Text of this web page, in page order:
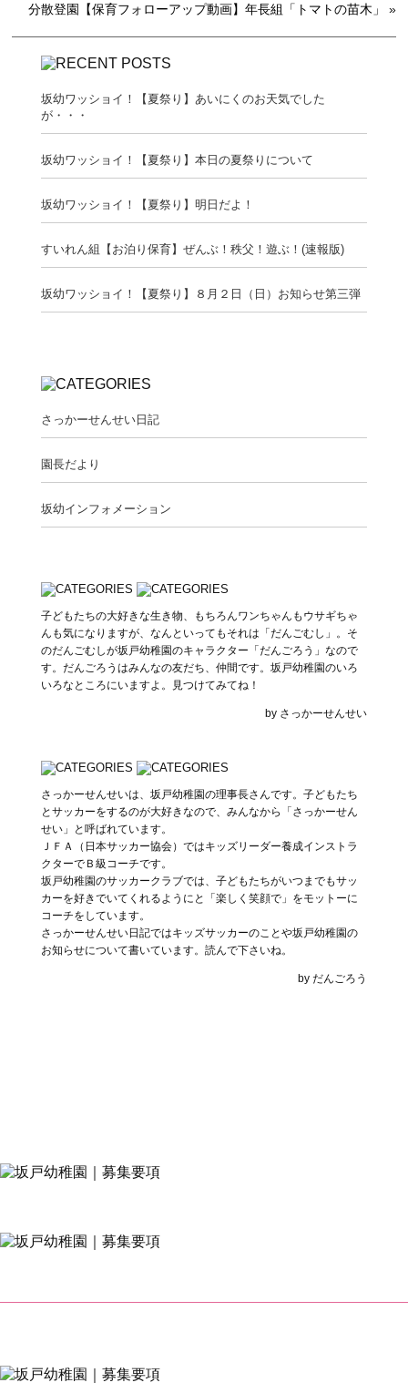
分散登園【保育フォローアップ動画】年長組「トマトの苗木」 »
坂幼ワッショイ！【夏祭り】あいにくのお天気でした
が・・・
坂幼ワッショイ！【夏祭り】本日の夏祭りについて
坂幼ワッショイ！【夏祭り】明日だよ！
すいれん組【お泊り保育】ぜんぶ！秩父！遊ぶ！(速報版)
坂幼ワッショイ！【夏祭り】８月２日（日）お知らせ第三弾
さっかーせんせい日記
園長だより
坂幼インフォメーション
子どもたちの大好きな生き物、もちろんワンちゃんもウサギちゃ
んも気になりますが、なんといってもそれは「だんごむし」。そ
のだんごむしが坂戸幼稚園のキャラクター「だんごろう」なので
す。だんごろうはみんなの友だち、仲間です。坂戸幼稚園のいろ
いろなところにいますよ。見つけてみてね！
by さっかーせんせい
さっかーせんせいは、坂戸幼稚園の理事長さんです。子どもたち
とサッカーをするのが大好きなので、みんなから「さっかーせん
せい」と呼ばれています。
ＪＦＡ（日本サッカー協会）ではキッズリーダー養成インストラ
クターでＢ級コーチです。
坂戸幼稚園のサッカークラブでは、子どもたちがいつまでもサッ
カーを好きでいてくれるようにと「楽しく笑顔で」をモットーに
コーチをしています。
さっかーせんせい日記ではキッズサッカーのことや坂戸幼稚園の
お知らせについて書いています。読んで下さいね。
by だんごろう